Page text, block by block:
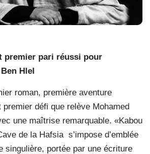
premier pari réussi pour
Hlel
roman, première aventure
défi que relève Mohamed
une maîtrise remarquable. «Kabou
de la Hafsia s’impose d’emblée
singulière, portée par une écriture